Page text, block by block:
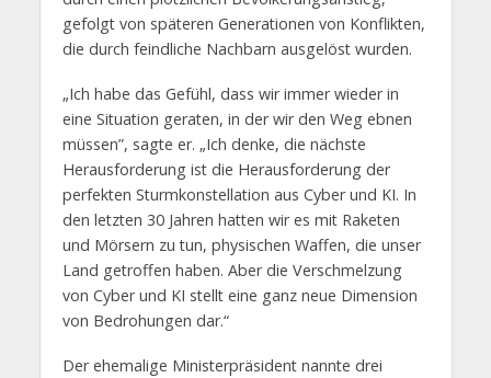
gefolgt von späteren Generationen von Konflikten,
die durch feindliche Nachbarn ausgelöst wurden.
„Ich habe das Gefühl, dass wir immer wieder in
eine Situation geraten, in der wir den Weg ebnen
müssen”, sagte er. „Ich denke, die nächste
Herausforderung ist die Herausforderung der
perfekten Sturmkonstellation aus Cyber und KI. In
den letzten 30 Jahren hatten wir es mit Raketen
und Mörsern zu tun, physischen Waffen, die unser
Land getroffen haben. Aber die Verschmelzung
von Cyber und KI stellt eine ganz neue Dimension
von Bedrohungen dar.“
Der ehemalige Ministerpräsident nannte drei